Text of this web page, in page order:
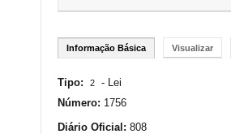
Informação Básica Visualizar
Tipo: 2 - Lei
Número: 1756
Diário Oficial: 808